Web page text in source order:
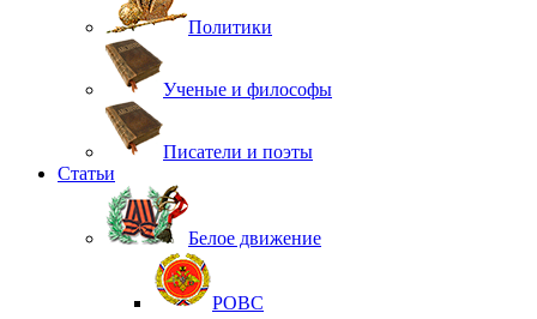
Политики
Ученые и философы
Писатели и поэты
Статьи
Белое движение
РОВС